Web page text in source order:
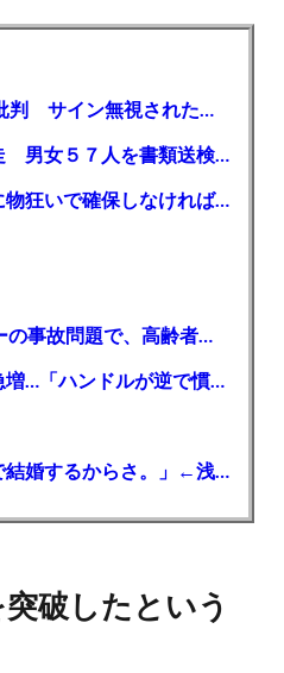
【MLB】「大谷は謙虚ではない」少女が全米生中継で突然の大谷翔平批判 サイン無視された過去明かす
【千葉】「みんなで走れて楽しかった」 バイクでバースデー集団暴走 男女５７人を書類送検 SNSで参加者募る
ガソリン減税、１兆円の財源必要 石破首相・立憲野田氏「財源は死に物狂いで確保しなければならない」「本当に死に物狂いで」
【芸能】高橋真麻「80代で免許を全員取り消しに！」 高齢ドライバーの事故問題で、高齢者の運転免許取り消し法を提案
【🗻】「富士山きれいに撮りたい」外国人観光客のレンタカー事故が急増…「ハンドルが逆で慣れず」、道の狭さも
シンガーソングライター・平井大「なんで不倫するか知ってる？妥協で結婚するからさ。」←浅すぎると大炎上
破したという